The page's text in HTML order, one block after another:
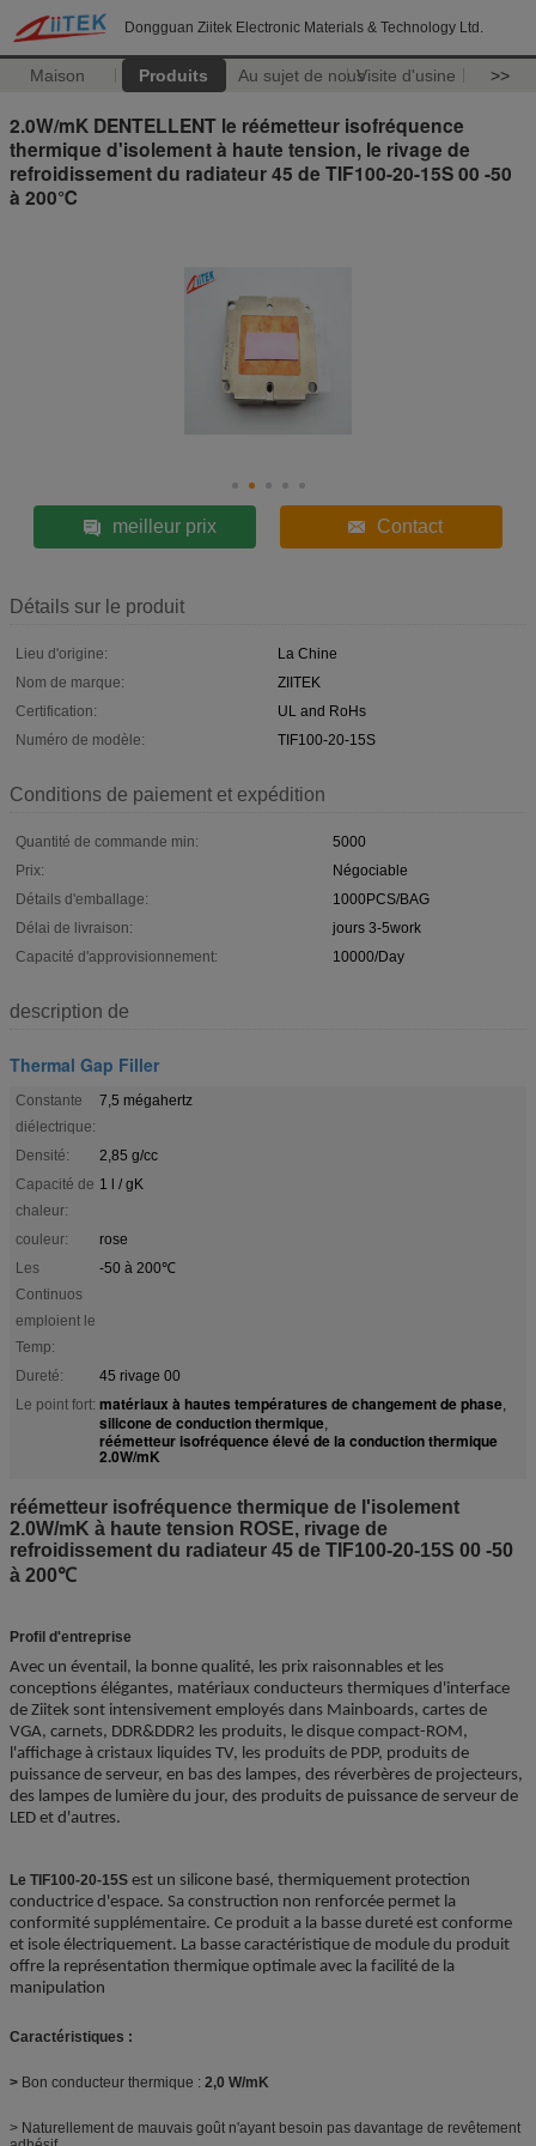
Dongguan Ziitek Electronic Materials & Technology Ltd.
Maison Produits Au sujet de nousVisite d'usine >>
2.0W/mK DENTELLENT le réémetteur isofréquence
thermique d'isolement à haute tension, le rivage de
refroidissement du radiateur 45 de TIF100-20-15S 00 -50
à 200℃
meilleur prix Contact
Détails sur le produit
Lieu d'origine:
La Chine
Nom de marque:
ZIITEK
Certification:
UL and RoHs
Numéro de modèle:
TIF100-20-15S
Conditions de paiement et expédition
Quantité de commande min:
5000
Prix:
Négociable
Détails d'emballage:
1000PCS/BAG
Délai de livraison:
jours 3-5work
Capacité d'approvisionnement:
10000/Day
description de
Thermal Gap Filler
Constante
diélectrique:
7,5 mégahertz
Densité:
2,85 g/cc
Capacité de
chaleur:
1 l / gK
couleur:
rose
Les
Continuos
emploient le
Temp:
-50 à 200℃
Dureté:
45 rivage 00
Le point fort: matériaux à hautes températures de changement de phase,
silicone de conduction thermique,
réémetteur isofréquence élevé de la conduction thermique
2.0W/mK
réémetteur isofréquence thermique de l'isolement
2.0W/mK à haute tension ROSE, rivage de
refroidissement du radiateur 45 de TIF100-20-15S 00 -50
à 200℃
Profil d'entreprise
Avec un éventail, la bonne qualité, les prix raisonnables et les
conceptions élégantes, matériaux conducteurs thermiques d'interface
de Ziitek sont intensivement employés dans Mainboards, cartes de
VGA, carnets, DDR&DDR2 les produits, le disque compact-ROM,
l'affichage à cristaux liquides TV, les produits de PDP, produits de
puissance de serveur, en bas des lampes, des réverbères de projecteurs,
des lampes de lumière du jour, des produits de puissance de serveur de
LED et d'autres.
Le TIF100-20-15S est un silicone basé, thermiquement protection
conductrice d'espace. Sa construction non renforcée permet la
conformité supplémentaire. Ce produit a la basse dureté est conforme
et isole électriquement. La basse caractéristique de module du produit
offre la représentation thermique optimale avec la facilité de la
manipulation
Caractéristiques :
> Bon conducteur thermique : 2,0 W/mK
> Naturellement de mauvais goût n'ayant besoin pas davantage de revêtement